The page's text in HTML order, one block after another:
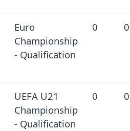
Euro
Championship
- Qualification
0 0
UEFA U21
Championship
- Qualification
0 0